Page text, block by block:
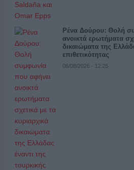
Ρένα Δούρου: Θολή
ανοικτά ερωτήματα
δικαιώματα της
επιθετικότητας
06/08/2026 - 12:25